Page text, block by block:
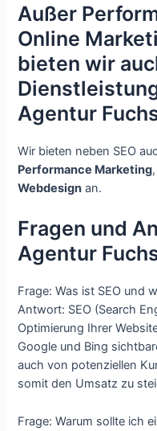
Außer
Online
bieten wir
Agentur
Wir bieten neben SEO
Performance Marketing
Webdesign an.
Fragen und
Agentur
Frage: Was ist SEO und
Antwort: SEO (Search
Optimierung Ihrer
Google und Bing
auch von potenziellen
somit den Umsatz zu
Frage: Warum sollte ich